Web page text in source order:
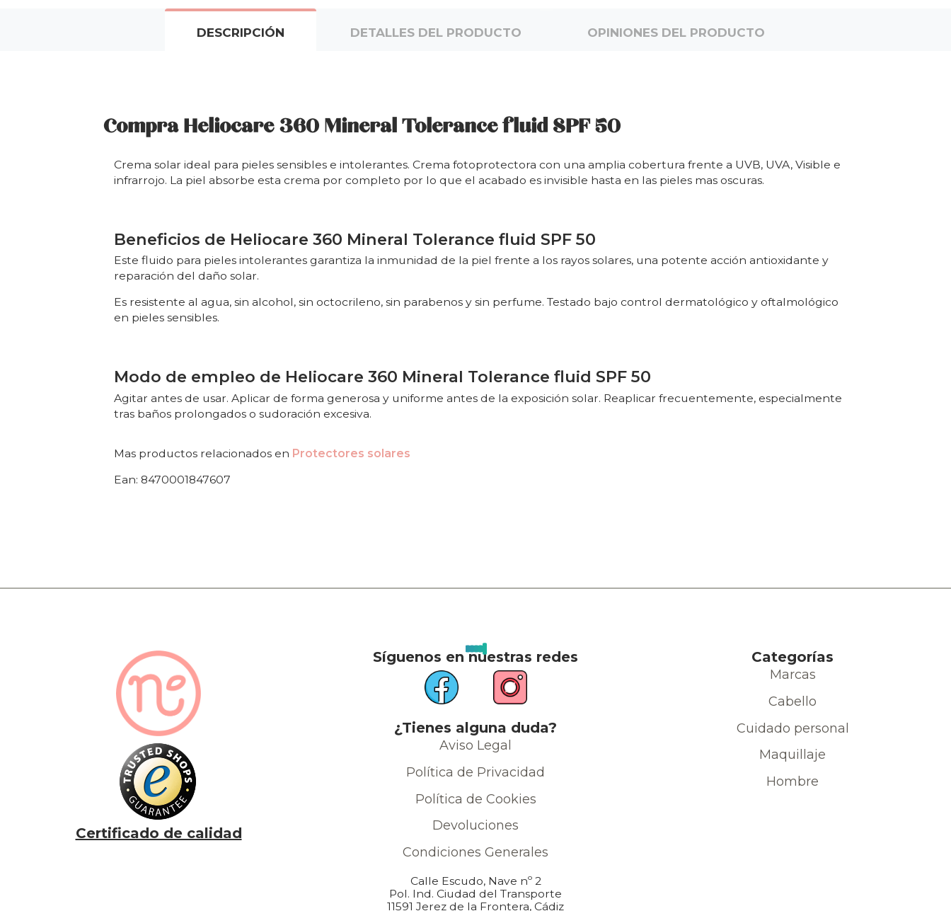
DESCRIPCIÓN DETALLES DEL PRODUCTO OPINIONES DEL PRODUCTO
Compra Heliocare 360 Mineral Tolerance fluid SPF 50
Crema solar ideal para pieles sensibles e intolerantes. Crema fotoprotectora con una amplia cobertura frente a UVB, UVA, Visible e
infrarrojo. La piel absorbe esta crema por completo por lo que el acabado es invisible hasta en las pieles mas oscuras.
Beneficios de Heliocare 360 Mineral Tolerance fluid SPF 50
Este fluido para pieles intolerantes garantiza la inmunidad de la piel frente a los rayos solares, una potente acción antioxidante y
reparación del daño solar.
Es resistente al agua, sin alcohol, sin octocrileno, sin parabenos y sin perfume. Testado bajo control dermatológico y oftalmológico
en pieles sensibles.
Modo de empleo de Heliocare 360 Mineral Tolerance fluid SPF 50
Agitar antes de usar. Aplicar de forma generosa y uniforme antes de la exposición solar. Reaplicar frecuentemente, especialmente
tras baños prolongados o sudoración excesiva.
Mas productos relacionados en Protectores solares
Ean: 8470001847607
Certificado de calidad
Síguenos en nuestras redes
¿Tienes alguna duda?
Aviso Legal
Política de Privacidad
Política de Cookies
Devoluciones
Condiciones Generales
Calle Escudo, Nave nº 2
Pol. Ind. Ciudad del Transporte
11591 Jerez de la Frontera, Cádiz
Categorías
Marcas
Cabello
Cuidado personal
Maquillaje
Hombre